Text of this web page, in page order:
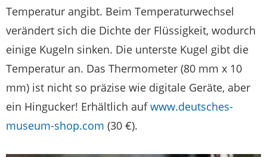
Temperatur angibt. Beim Temperaturwechsel
verändert sich die Dichte der Flüssigkeit, wodurch
einige Kugeln sinken. Die unterste Kugel gibt die
Temperatur an. Das Thermometer (80 mm x 10
mm) ist nicht so präzise wie digitale Geräte, aber
ein Hingucker! Erhältlich aufwww.deutsches-
museum-shop.com (30 €).